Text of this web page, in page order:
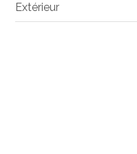
Extérieur